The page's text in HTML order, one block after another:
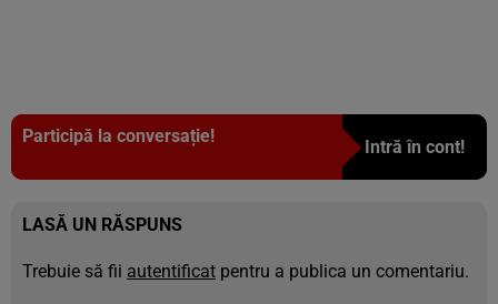
Participă la conversație!
Intră în cont!
LASĂ UN RĂSPUNS
Trebuie să fii autentificat pentru a publica un comentariu.